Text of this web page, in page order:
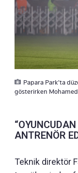
Papara Park'ta
gösterirken
ANTRENÖR
Teknik direktör